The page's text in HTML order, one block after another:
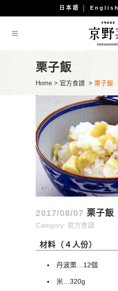
日本語 English
栗子飯
Home > 官方食譜 > 栗子飯
2017/08/07 栗子飯
Category: 官方食譜
材料（４人份）
丹波栗…12個
米…320g